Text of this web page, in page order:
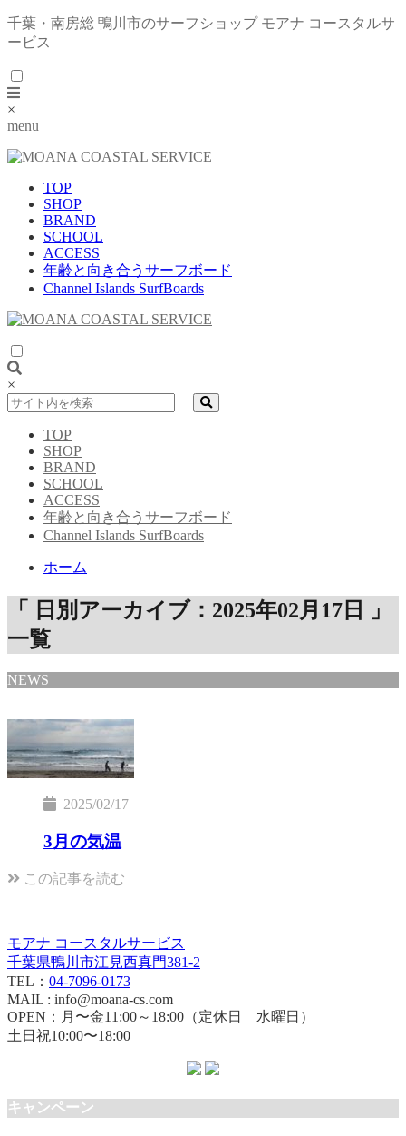
千葉・南房総 鴨川市のサーフショップ モアナ コースタルサ
ービス
×
menu
TOP
SHOP
BRAND
SCHOOL
ACCESS
年齢と向き合うサーフボード
Channel Islands SurfBoards
×
TOP
SHOP
BRAND
SCHOOL
ACCESS
年齢と向き合うサーフボード
Channel Islands SurfBoards
ホーム
「 日別アーカイブ：2025年02月17日 」
一覧
NEWS
2025/02/17
3月の気温
この記事を読む
モアナ コースタルサービス
千葉県鴨川市江見西真門381-2
TEL： 04-7096-0173
MAIL : info@moana-cs.com
OPEN：月〜金11:00～18:00（定休日 水曜日）
土日祝10:00〜18:00
キャンペーン